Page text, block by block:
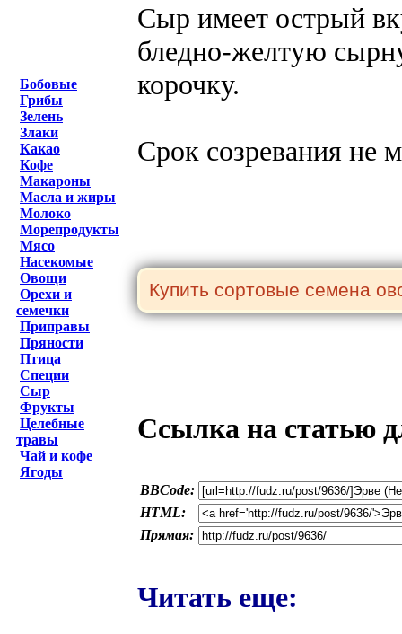
Бобовые
Грибы
Зелень
Злаки
Какао
Кофе
Макароны
Масла и жиры
Молоко
Морепродукты
Мясо
Насекомые
Овощи
Орехи и
семечки
Приправы
Пряности
Птица
Специи
Сыр
Фрукты
Целебные
травы
Чай и кофе
Ягоды
Сыр имеет острый
бледно-желтую
корочку.
Срок созревания не
Ссылка на статью
BBCode:
HTML:
Прямая:
Читать еще: